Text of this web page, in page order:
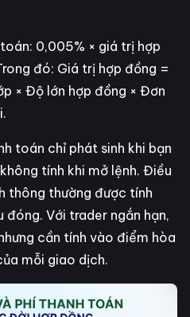
0,005% × giá trị hợp
đó: Giá trị hợp đồng =
× Độ lớn hợp đồng × Đơn
toán chỉ phát sinh khi bạn
tính khi mở lệnh. Điều
thông thường được tính
Với trader ngắn hạn,
cần tính vào điểm hòa
mỗi giao dịch.